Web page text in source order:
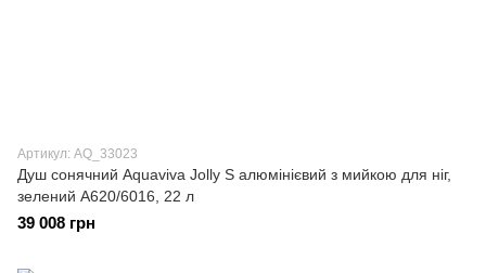
Артикул: AQ_33023
Душ сонячний Aquaviva Jolly S алюмінієвий з мийкою для ніг,
зелений A620/6016, 22 л
39 008 грн